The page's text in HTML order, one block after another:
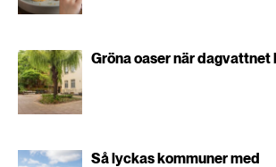
Gröna oaser när dagvattnet
Så lyckas kommuner med